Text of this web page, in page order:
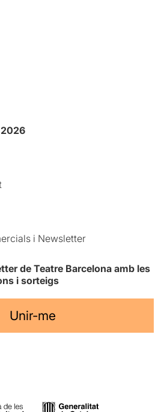
i Newsletter
de Teatre Barcelona amb les
i sorteigs
Unir-me